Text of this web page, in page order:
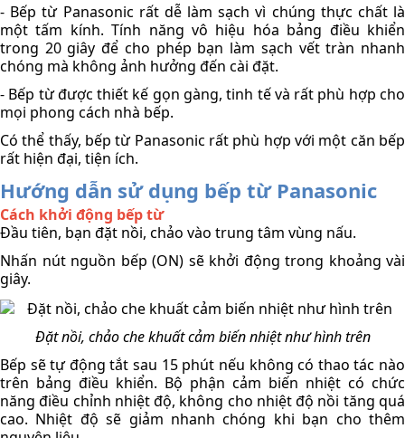
- Bếp từ Panasonic rất dễ làm sạch vì chúng thực chất là
một tấm kính. Tính năng vô hiệu hóa bảng điều khiển
trong 20 giây để cho phép bạn làm sạch vết tràn nhanh
chóng mà không ảnh hưởng đến cài đặt.
- Bếp từ được thiết kế gọn gàng, tinh tế và rất phù hợp cho
mọi phong cách nhà bếp.
Có thể thấy, bếp từ Panasonic rất phù hợp với một căn bếp
rất hiện đại, tiện ích.
Hướng dẫn sử dụng bếp từ Panasonic
Cách khởi động bếp từ
Đầu tiên, bạn đặt nồi, chảo vào trung tâm vùng nấu.
Nhấn nút nguồn bếp (ON) sẽ khởi động trong khoảng vài
giây.
Đặt nồi, chảo che khuất cảm biến nhiệt như hình trên
Bếp sẽ tự động tắt sau 15 phút nếu không có thao tác nào
trên bảng điều khiển. Bộ phận cảm biến nhiệt có chức
năng điều chỉnh nhiệt độ, không cho nhiệt độ nồi tăng quá
cao. Nhiệt độ sẽ giảm nhanh chóng khi bạn cho thêm